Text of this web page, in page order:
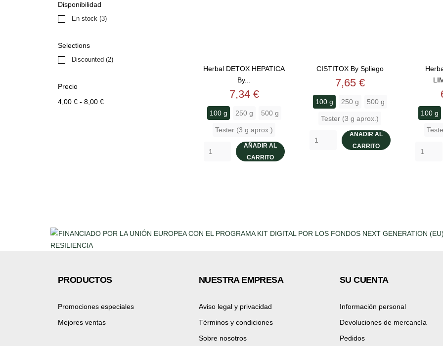
Disponibilidad
En stock (3)
Selections
Discounted (2)
Precio
4,00 € - 8,00 €
Herbal DETOX HEPATICA
By...
Precio
7,34 €
100 g 250 g 500 g
Tester (3 g aprox.)
AÑADIR AL
CARRITO
CISTITOX By Spliego
Precio
7,65 €
100 g 250 g 500 g
Tester (3 g aprox.)
AÑADIR AL
CARRITO
100 g
PRODUCTOS
Promociones especiales
Mejores ventas
NUESTRA EMPRESA
Aviso legal y privacidad
Términos y condiciones
Sobre nosotros
SU CUENTA
Información personal
Devoluciones de mercancía
Pedidos